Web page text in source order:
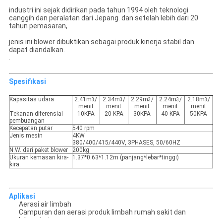
industri ini sejak didirikan pada tahun 1994 oleh teknologi
canggih dan peralatan dari Jepang. dan setelah lebih dari 20
tahun pemasaran,
jenis ini blower dibuktikan sebagai produk kinerja stabil dan
dapat diandalkan.
.
Spesifikasi
Kapasitas udara 2.41m3/
menit
2.34m3/
menit
2.29m3/
menit
2.24m3/
menit
2.18m3/
menit
Tekanan diferensial
pembuangan
10KPA 20 KPA 30KPA 40 KPA 50KPA
Kecepatan putar
540 rpm
Jenis mesin
4KW
380/400/415/440V, 3PHASES, 50/60HZ
N.W. dari paket blower
200kg
Ukuran kemasan kira-
kira.
1.37*0.63*1.12m (panjang*lebar*tinggi)
Aplikasi
Aerasi air limbah
Campuran dan aerasi produk limbah rumah sakit dan